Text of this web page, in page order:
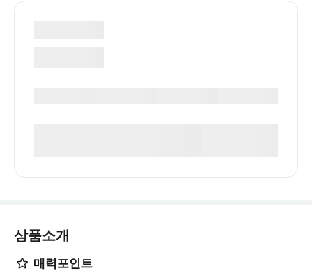
상품소개
매력포인트